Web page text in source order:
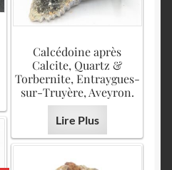
Calcédoine après
Calcite, Quartz &
Torbernite, Entraygues-
sur-Truyère, Aveyron.
Lire Plus